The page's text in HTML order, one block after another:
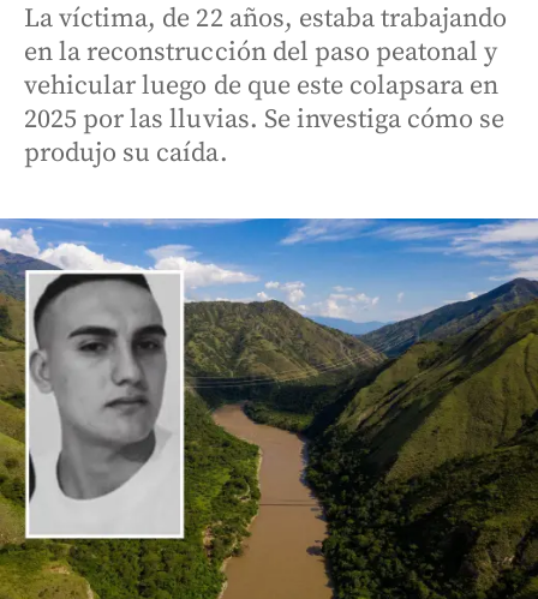
La víctima, de 22 años, estaba trabajando
en la reconstrucción del paso peatonal y
vehicular luego de que este colapsara en
2025 por las lluvias. Se investiga cómo se
produjo su caída.